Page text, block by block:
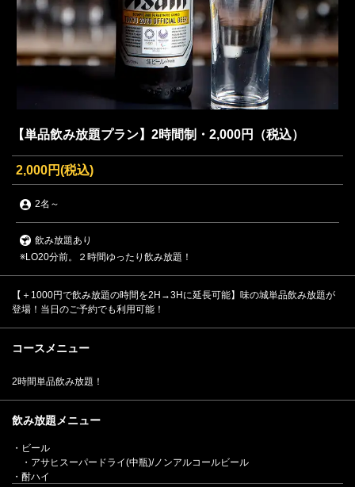
【単品飲み放題プラン】2時間制・2,000円（税込）
2,000円(税込)
2名 ～
飲み放題あり
※LO20分前。２時間ゆったり飲み放題！
【＋1000円で飲み放題の時間を2H→3Hに延長可能】味の城単品飲み放題が
登場！当日のご予約でも利用可能！
コースメニュー
2時間単品飲み放題！
飲み放題メニュー
・ビール
・アサヒスーパードライ(中瓶)/ノンアルコールビール
・酎ハイ
この店舗情報をシェアする